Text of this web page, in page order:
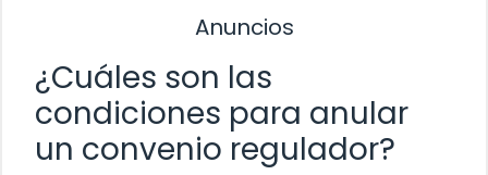
Anuncios
¿Cuáles son las
condiciones para anular
un convenio regulador?